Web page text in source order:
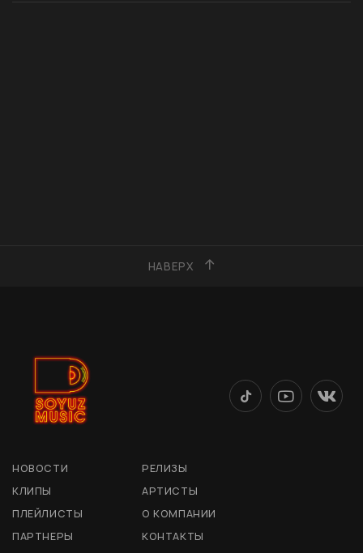
НАВЕРХ
НОВОСТИ
РЕЛИЗЫ
КЛИПЫ
АРТИСТЫ
ПЛЕЙЛИСТЫ
О КОМПАНИИ
ПАРТНЕРЫ
КОНТАКТЫ